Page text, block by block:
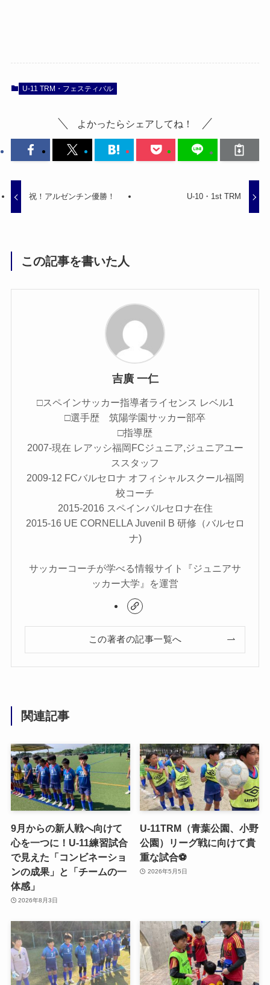
U-11 TRM・フェスティバル
よかったらシェアしてね！
祝！アルゼンチン優勝！ U-10・1st TRM
この記事を書いた人
吉廣 一仁
□スペインサッカー指導者ライセンス レベル1
□選手歴 筑陽学園サッカー部卒
□指導歴
2007-現在 レアッシ福岡FCジュニア,ジュニアユー
ススタッフ
2009-12 FCバルセロナ オフィシャルスクール福岡
校コーチ
2015-2016 スペインバルセロナ在住
2015-16 UE CORNELLA Juvenil B 研修（バルセロ
ナ)
サッカーコーチが学べる情報サイト『ジュニアサ
ッカー大学』を運営
この著者の記事一覧へ
関連記事
9月からの新人戦へ向けて
心を一つに！U-11練習試合
で見えた「コンビネーショ
ンの成果」と「チームの一
体感」
2026年8月3日
U-11TRM（青葉公園、小野
公園）リーグ戦に向けて貴
重な試合⚽️
2026年5月5日